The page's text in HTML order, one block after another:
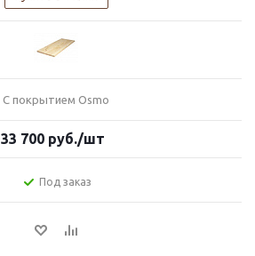
С покрытием Osmo
33 700 руб./шт
Под заказ